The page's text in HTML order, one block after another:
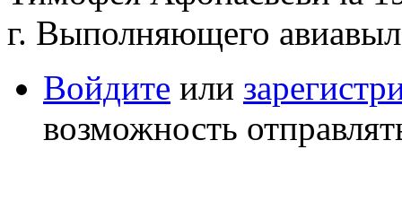
г. Выполняющего
Войдите или
возможность